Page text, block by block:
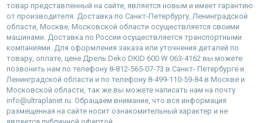
товар представленный на сайте, является новым и имеет гарантию
от производителя. Доставка по Санкт-Петербургу, Ленинградской
области, Москве, Московской области осуществляется своими
машинами. Доставка по России осуществляется транспортными
компаниями. Для оформления заказа или уточнения деталей по
товару, оплате, цене Дрель Deko DKID 600 W 063-4162 вы можете
позвонить нам по телефону 8-812-565-07-73 в Санкт- Петербурге и
Ленинградской области и по телефону 8-499-110-59-84 в Москве и
Московской области, так же вы можете написать нам на почту
info@ultraplanet.ru. Обращаем внимание, что вся информация
размещенная на сайте носит ознакомительный характер и не